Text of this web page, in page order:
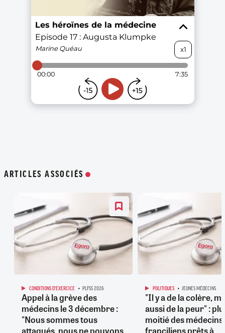
ARTICLES ASSOCIÉS
CONDITIONS D'EXERCICE PLFSS 2026
Appel à la grève des
médecins le 3 décembre :
"Nous sommes tous
POLITIQUES JEUNES MÉDECINS
"Il y a de la colère,
aussi de la peur" :
moitié des médecins